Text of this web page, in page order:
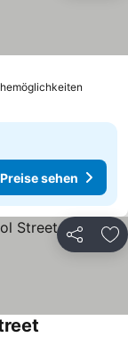
Preise sehen
Teilen